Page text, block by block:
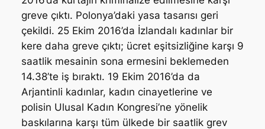
greve çıktı. Polonya’daki yasa tasarısı geri
çekildi. 25 Ekim 2016’da İzlandalı kadınlar bir
kere daha greve çıktı; ücret eşitsizliğine karşı 9
saatlik mesainin sona ermesini beklemeden
14.38’te iş bıraktı. 19 Ekim 2016’da da
Arjantinli kadınlar, kadın cinayetlerine ve
polisin Ulusal Kadın Kongresi’ne yönelik
baskılarına karşı tüm ülkede bir saatlik grev